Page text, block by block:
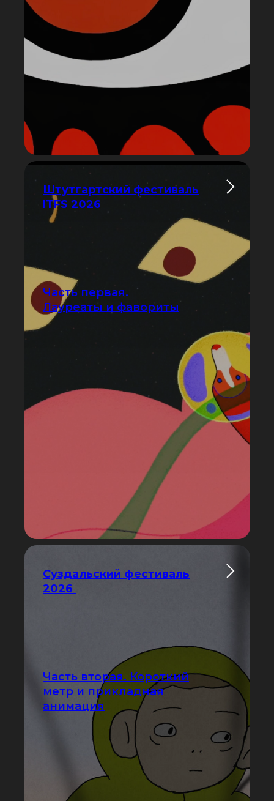
Штутгартский фестиваль
ITFS 2026
Часть первая.
Лауреаты и фавориты
Суздальский фестиваль
2026
Часть вторая. Короткий
метр и прикладная
анимация